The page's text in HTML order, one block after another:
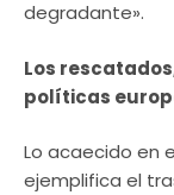
degradante».
Los
políticas
Lo acaecido en
ejemplifica el